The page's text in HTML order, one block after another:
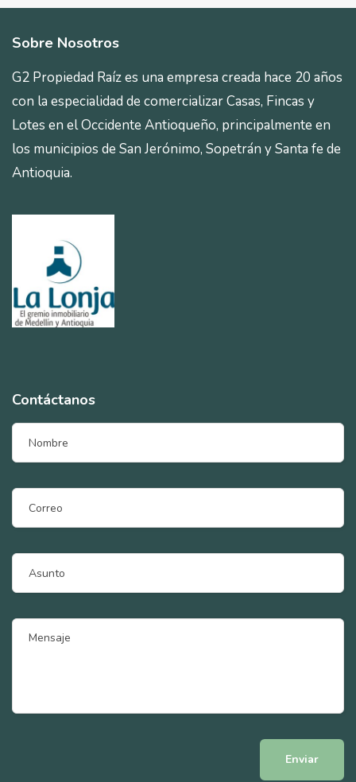
Sobre Nosotros
G2 Propiedad Raíz es una empresa creada hace 20 años
con la especialidad de comercializar Casas, Fincas y
Lotes en el Occidente Antioqueño, principalmente en
los municipios de San Jerónimo, Sopetrán y Santa fe de
Antioquia.
Contáctanos